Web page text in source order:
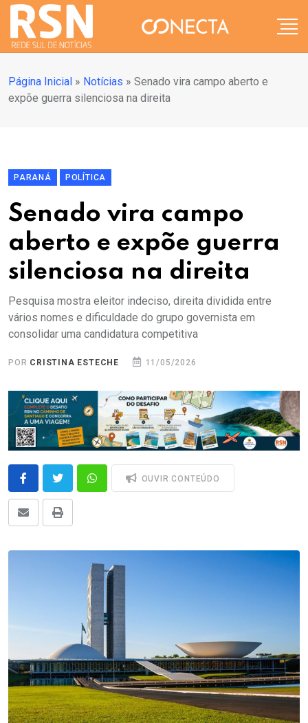
Página Inicial » Notícias » Senado vira campo aberto e
expõe guerra silenciosa na direita
PARANÁ POLÍTICA
Senado vira campo
aberto e expõe guerra
silenciosa na direita
Pesquisa mostra eleitor indeciso, direita dividida entre
vários nomes e dificuldade do grupo governista em
consolidar uma candidatura competitiva
POR CRISTINA ESTECHE 11/05/2026
OUVIR CONTEÚDO